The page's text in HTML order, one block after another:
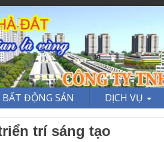
ĐỘNG SẢN DỊCH VỤ
trí sáng tạo